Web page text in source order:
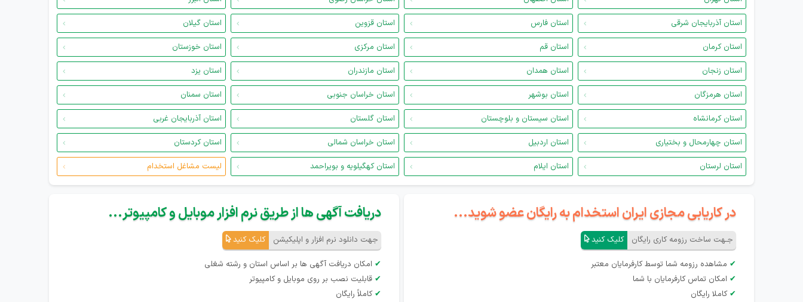
استان آذربایجان شرقی
استان فارس استان قزوین
استان گیلان
استان کرمان
استان قم استان مرکزی
استان خوزستان
استان زنجان
استان همدان استان مازندران
استان یزد
استان هرمزگان
استان بوشهر استان خراسان جنوبی
استان سمنان
استان کرمانشاه
استان سیستان و بلوچستان استان گلستان
استان آذربایجان غربی
استان چهارمحال و بختیاری
استان اردبیل استان خراسان شمالی
استان کردستان
استان لرستان
استان ایلام استان کهگیلویه و بویراحمد لیست مشاغل استخدام
در کاریابی مجازی ایران استخدام به رایگان عضو شوید...
جـهت ساخت رزومه کاری رایگان کلیک کنید
✔ مشاهده رزومه شما توسط کارفرمایان معتبر
✔ امکان تماس کارفرمایان با شما
✔ کاملا رایگان
دریافت آگهی ها از طریق نرم افزار موبایل و کامپیوتر...
جهت دانلود نرم افزار و اپلیکیشن کلیک کنید
✔ امکان دریافت آگهی ها بر اساس استان و رشته شغلی
✔ قابلیت نصب بر روی موبایل و کامپیوتر
✔ کاملاً رایگان